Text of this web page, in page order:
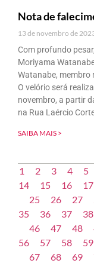
Nota de
13 de novembro de
Com profundo
Moriyama
Watanabe, membro
O velório será
novembro, a partir
na Rua Laércio
SAIBA MAIS >
1 2 3 4 5
14
15 16 17
25
26 27
35
36 37 38
46
47 48
56
57 58 59
67
68 69